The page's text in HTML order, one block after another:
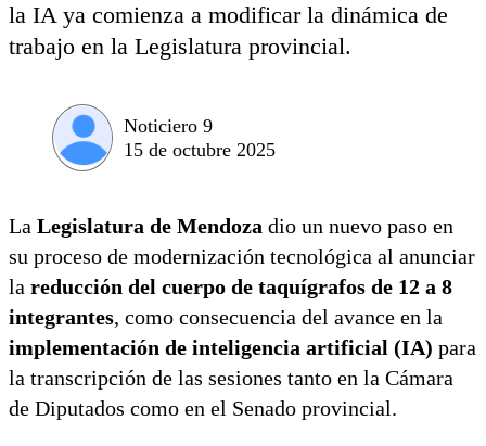
la IA ya comienza a modificar la dinámica de
trabajo en la Legislatura provincial.
Noticiero 9
15 de octubre 2025
La Legislatura de Mendoza dio un nuevo paso en
su proceso de modernización tecnológica al anunciar
la reducción del cuerpo de taquígrafos de 12 a 8
integrantes, como consecuencia del avance en la
implementación de inteligencia artificial (IA) para
la transcripción de las sesiones tanto en la Cámara
de Diputados como en el Senado provincial.